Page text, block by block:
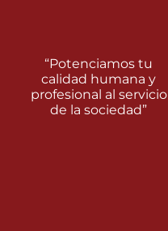
“Potenciamos tu
calidad humana y
profesional al servicio
de la sociedad”